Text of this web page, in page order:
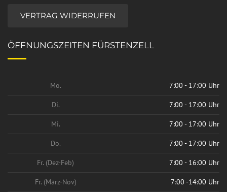
VERTRAG WIDERRUFEN
ÖFFNUNGSZEITEN FÜRSTENZELL
Mo. 7:00 - 17:00 Uhr
Di. 7:00 - 17:00 Uhr
Mi. 7:00 - 17:00 Uhr
Do. 7:00 - 17:00 Uhr
Fr. (Dez-Feb) 7:00 - 16:00 Uhr
Fr. (März-Nov) 7:00 -14:00 Uhr